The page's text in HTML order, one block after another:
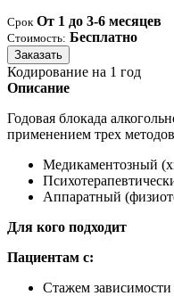
Срок От 1 до 3-6 месяцев
Стоимость: Бесплатно
Заказать
Кодирование на 1 год
Описание
Годовая блокада
применением трех
Медикаментозный
Аппаратный
Для кого подходит
Пациентам с:
Стажем зависимости